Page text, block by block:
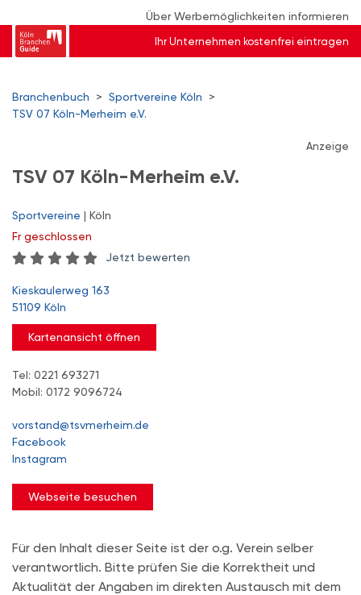
Über Werbemöglichkeiten informieren
Ihr Unternehmen kostenfrei eintragen
Branchenbuch > Sportvereine Köln
>
TSV 07 Köln-Merheim e.V.
Anzeige
TSV 07 Köln-Merheim e.V.
Sportvereine | Köln
Frgeschlossen
Jetzt bewerten
Kieskaulerweg 163
51109 Köln
Kartenansicht öffnen
Tel: 0221 693271
Mobil: 0172 9096724
vorstand@tsvmerheim.de
Facebook
Instagram
Webseite besuchen
Für den Inhalt dieser Seite ist der o.g. Verein selber
verantwortlich. Bitte prüfen Sie die Korrektheit und
Aktualität der Angaben im direkten Austausch mit dem